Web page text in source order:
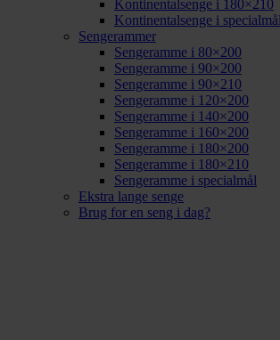
Kontinentalsenge i 180×210
Kontinentalsenge i specialmål
Sengerammer
Sengeramme i 80×200
Sengeramme i 90×200
Sengeramme i 90×210
Sengeramme i 120×200
Sengeramme i 140×200
Sengeramme i 160×200
Sengeramme i 180×200
Sengeramme i 180×210
Sengeramme i specialmål
Ekstra lange senge
Brug for en seng i dag?